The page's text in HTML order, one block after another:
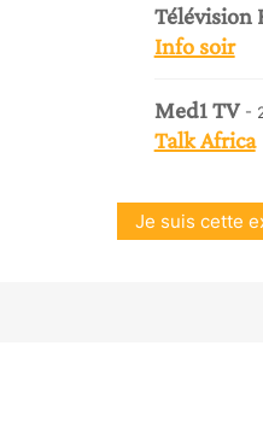
Télévision
Info soir
Med1 TV -
Talk Africa
Je suis cette